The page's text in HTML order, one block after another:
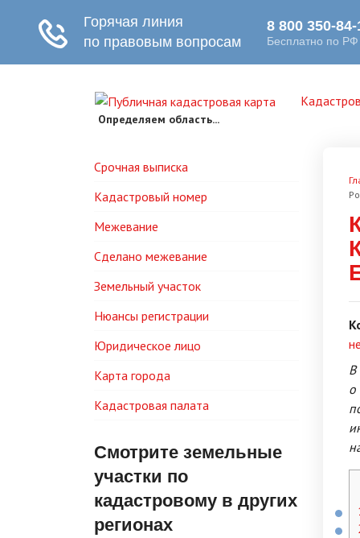
Определяем область...
В
о
Срочная выписка
Кадастровый номер
Межевание
Сделано межевание
Земельный участок
Нюансы регистрации
Юридическое лицо
Карта города
Кадастровая палата
Смотрите земельные
участки по
кадастровому в других
регионах